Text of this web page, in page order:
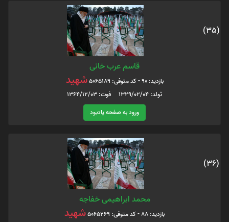
(35)
قاسم عرب خانی
بازدید: 90 - کد متوفی: 5065189 شهید
تولد: 1329/02/04 فوت: 1364/12/03
ورود به صفحه یادبود
(36)
محمد ابراهیمی خفاجه
بازدید: 88 - کد متوفی: 5065269 شهید